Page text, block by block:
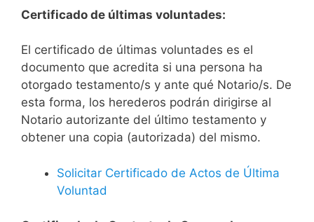
Certificado de últimas voluntades:
El certificado de últimas voluntades es el
documento que acredita si una persona ha
otorgado testamento/s y ante qué Notario/s. De
esta forma, los herederos podrán dirigirse al
Notario autorizante del último testamento y
obtener una copia (autorizada) del mismo.
Solicitar Certificado de Actos de Última
Voluntad